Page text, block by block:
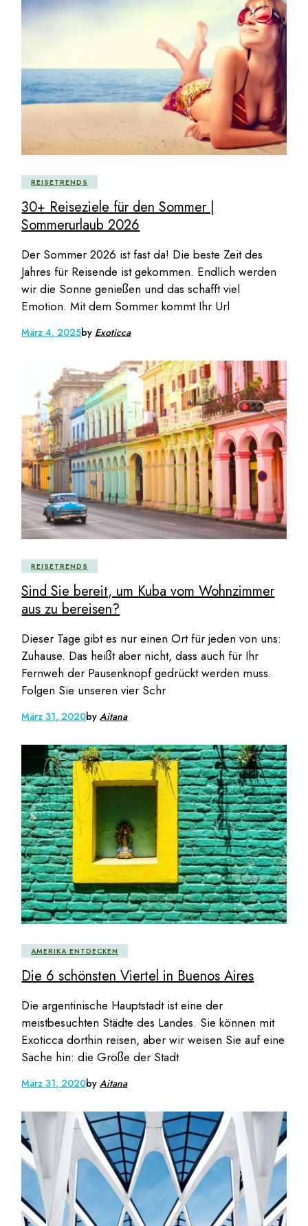
REISETRENDS
30+ Reiseziele für den Sommer |
Sommerurlaub 2026
Der Sommer 2026 ist fast da! Die beste Zeit des
Jahres für Reisende ist gekommen. Endlich werden
wir die Sonne genießen und das schafft viel
Emotion. Mit dem Sommer kommt Ihr Url
März 4, 2025by Exoticca
REISETRENDS
Sind Sie bereit, um Kuba vom Wohnzimmer
aus zu bereisen?
Dieser Tage gibt es nur einen Ort für jeden von uns:
Zuhause. Das heißt aber nicht, dass auch für Ihr
Fernweh der Pausenknopf gedrückt werden muss.
Folgen Sie unseren vier Schr
März 31, 2020byAitana
AMERIKA ENTDECKEN
Die 6 schönsten Viertel in Buenos Aires
Die argentinische Hauptstadt ist eine der
meistbesuchten Städte des Landes. Sie können mit
Exoticca dorthin reisen, aber wir weisen Sie auf eine
Sache hin: die Größe der Stadt
März 31, 2020byAitana